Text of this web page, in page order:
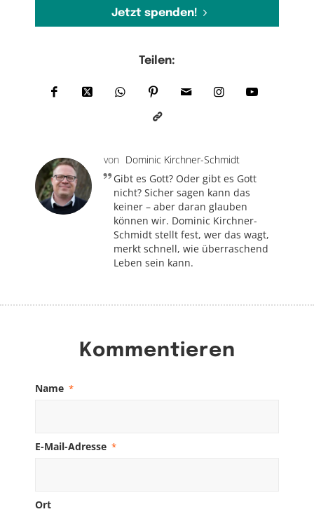
Jetzt spenden!
Teilen:
von Dominic Kirchner-Schmidt
Gibt es Gott? Oder gibt es Gott
nicht? Sicher sagen kann das
keiner – aber daran glauben
können wir. Dominic Kirchner-
Schmidt stellt fest, wer das wagt,
merkt schnell, wie überraschend
Leben sein kann.
Kommentieren
Name *
E-Mail-Adresse *
Ort